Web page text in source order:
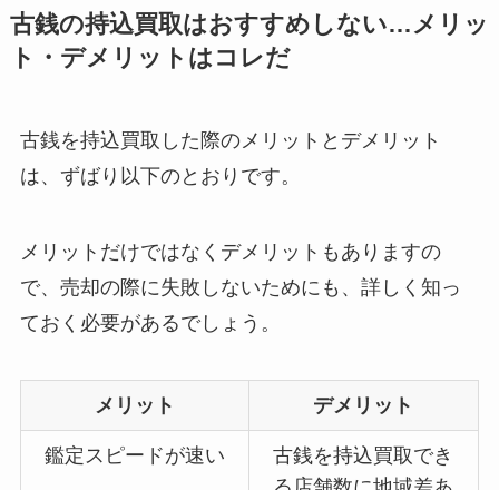
古銭の持込買取はおすすめしない…メリッ
ト・デメリットはコレだ
古銭を持込買取した際のメリットとデメリット
は、ずばり以下のとおりです。
メリットだけではなくデメリットもありますの
で、売却の際に失敗しないためにも、詳しく知っ
ておく必要があるでしょう。
メリット デメリット
鑑定スピードが速い
古銭を持込買取でき